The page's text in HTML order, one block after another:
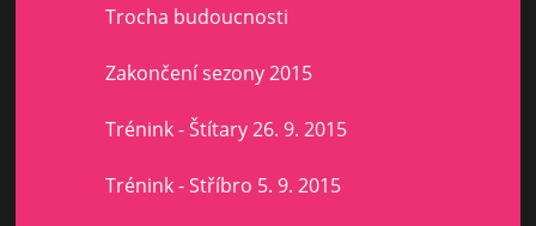
Trocha budoucnosti
Zakončení sezony 2015
Trénink - Štítary 26. 9. 2015
Trénink - Stříbro 5. 9. 2015